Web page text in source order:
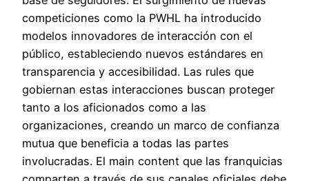
competiciones como la PWHL ha introducido
modelos innovadores de interacción con el
público, estableciendo nuevos estándares en
transparencia y accesibilidad. Las rules que
gobiernan estas interacciones buscan proteger
tanto a los aficionados como a las
organizaciones, creando un marco de confianza
mutua que beneficia a todas las partes
involucradas. El main content que las franquicias